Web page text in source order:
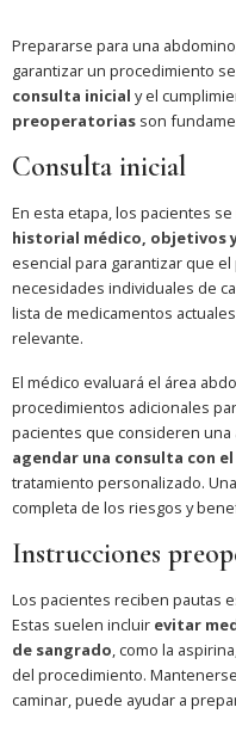
Prepararse para una
garantizar un procedimiento
consulta inicial y el
preoperatorias son
Consulta inicial
En esta etapa, los pacientes
historial médico, objetivos
esencial para garantizar que
necesidades individuales de
lista de medicamentos
relevante.
El médico evaluará el área
procedimientos adicionales
pacientes que consideren
agendar una consulta con
tratamiento personalizado.
completa de los riesgos y
Instrucciones
Los pacientes reciben pautas
Estas suelen incluir evitar
de sangrado, como la
del procedimiento.
caminar, puede ayudar a